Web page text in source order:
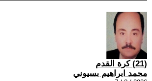
(21) كرة القدم
محمد ابراهيم بسيوني